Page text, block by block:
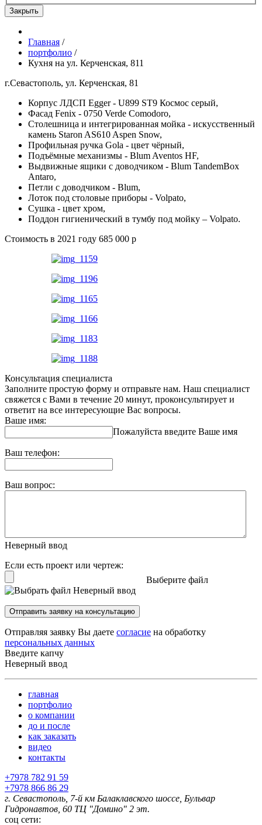
Закрыть
Главная /
портфолио /
Кухня на ул. Керченская, 811
г.Севастополь, ул. Керченская, 81
Корпус ЛДСП Egger - U899 ST9 Космос серый,
Фасад Fenix - 0750 Verde Comodoro,
Столешница и интегрированная мойка - искусственный
камень Staron AS610 Aspen Snow,
Профильная ручка Gola - цвет чёрный,
Подъёмные механизмы - Blum Aventos HF,
Выдвижные ящики с доводчиком - Blum TandemBox
Antaro,
Петли с доводчиком - Blum,
Лоток под столовые приборы - Volpato,
Сушка - цвет хром,
Поддон гигиенический в тумбу под мойку – Volpato.
Стоимость в 2021 году 685 000 р
Консультация специалиста
Заполните простую форму и отправьте нам. Наш специалист
свяжется с Вами в течение 20 минут, проконсультирует и
ответит на все интересующие Вас вопросы.
Ваше имя:
Пожалуйста введите Ваше имя
Ваш телефон:
Ваш вопрос:
Неверный ввод
Если есть проект или чертеж:
Выберите файл
Неверный ввод
Отправить заявку на консультацию
Отправляя заявку Вы даете согласие на обработку
персональных данных
Введите капчу
Неверный ввод
главная
портфолио
о компании
до и после
как заказать
видео
контакты
+7978 782 91 59
+7978 866 86 29
г. Севастополь, 7-й км Балаклавского шоссе, Бульвар
Гидронавтов, 60 ТЦ "Домино" 2 эт.
соц сети: